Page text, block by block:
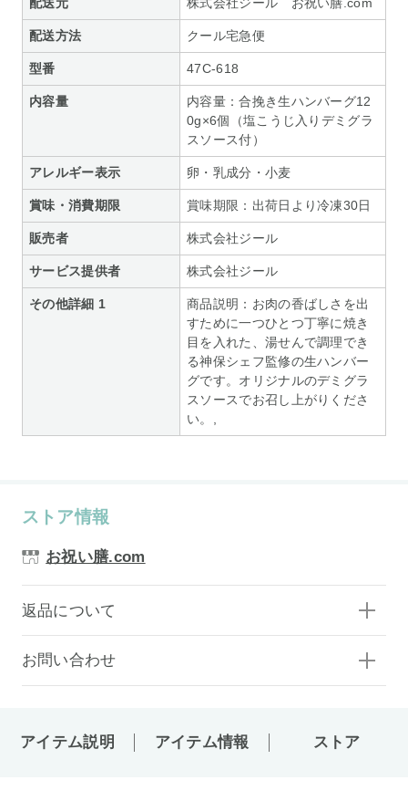
配送方法 クール宅急便
型番 47C-618
内容量
内容量：合挽き生ハンバーグ12
0g×6個（塩こうじ入りデミグラ
スソース付）
アレルギー表示 卵・乳成分・小麦
賞味・消費期限 賞味期限：出荷日より冷凍30日
販売者 株式会社ジール
サービス提供者 株式会社ジール
その他詳細 1
商品説明：お肉の香ばしさを出
すために一つひとつ丁寧に焼き
目を入れた、湯せんで調理でき
る神保シェフ監修の生ハンバー
グです。オリジナルのデミグラ
スソースでお召し上がりくださ
い。,
ストア情報
お祝い膳.com
返品について
お問い合わせ
アイテム説明 アイテム情報 ストア